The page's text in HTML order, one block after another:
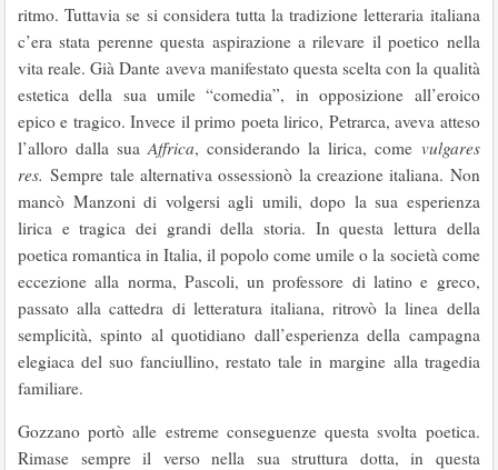
ritmo. Tuttavia se si considera tutta la tradizione letteraria italiana
c’era stata perenne questa aspirazione a rilevare il poetico nella
vita reale. Già Dante aveva manifestato questa scelta con la qualità
estetica della sua umile “comedia”, in opposizione all’eroico
epico e tragico. Invece il primo poeta lirico, Petrarca, aveva atteso
l’alloro dalla suaAffrica, considerando la lirica, come vulgares
res. Sempre tale alternativa ossessionò la creazione italiana. Non
mancò Manzoni di volgersi agli umili, dopo la sua esperienza
lirica e tragica dei grandi della storia. In questa lettura della
poetica romantica in Italia, il popolo come umile o la società come
eccezione alla norma, Pascoli, un professore di latino e greco,
passato alla cattedra di letteratura italiana, ritrovò la linea della
semplicità, spinto al quotidiano dall’esperienza della campagna
elegiaca del suo fanciullino, restato tale in margine alla tragedia
familiare.
Gozzano portò alle estreme conseguenze questa svolta poetica.
Rimase sempre il verso nella sua struttura dotta, in questa